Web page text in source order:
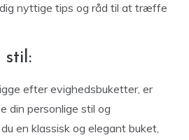
nyttige tips og råd til at træffe
stil:
efter evighedsbuketter, er
din personlige stil og
en klassisk og elegant buket,